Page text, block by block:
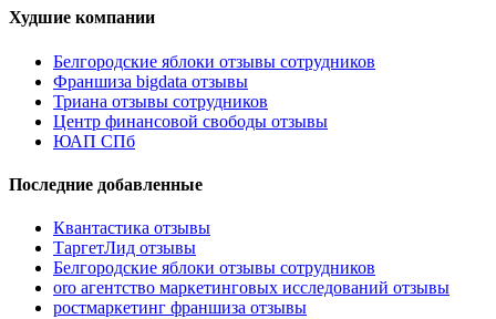
Худшие компании
Белгородские яблоки отзывы сотрудников
Франшиза bigdata отзывы
Триана отзывы сотрудников
Центр финансовой свободы отзывы
ЮАП СПб
Последние добавленные
Квантастика отзывы
ТаргетЛид отзывы
Белгородские яблоки отзывы сотрудников
oro агентство маркетинговых исследований отзывы
ростмаркетинг франшиза отзывы